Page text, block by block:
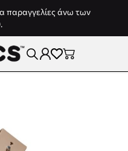
παραγγελίες άνω των